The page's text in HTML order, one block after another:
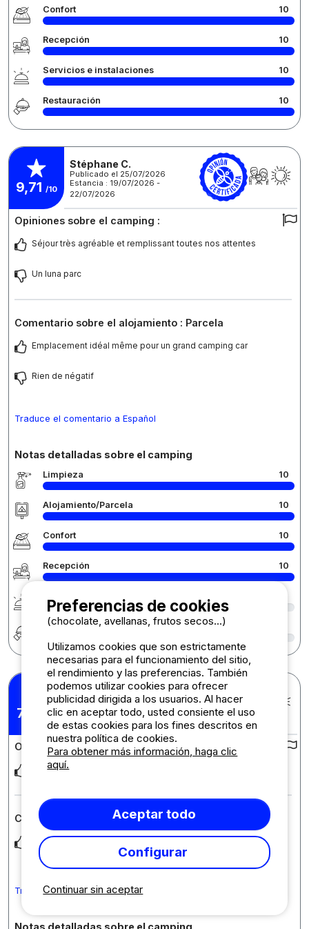
Confort 10
Recepción 10
Servicios e instalaciones 10
Restauración 10
9,71 /10
Stéphane C.
Publicado el 25/07/2026
Estancia : 19/07/2026 -
22/07/2026
Opiniones sobre el camping :
Séjour très agréable et remplissant toutes nos attentes
Un luna parc
Comentario sobre el alojamiento : Parcela
Emplacement idéal même pour un grand camping car
Rien de négatif
Traduce el comentario a Español
Notas detalladas sobre el camping
Limpieza 10
Alojamiento/Parcela 10
Confort 10
Recepción 10
Restauración
7,71 /10
Ardy V.
Publicado el 23/07/2026
Estancia : 13/07/2026 -
20/07/2026
Opiniones sobre el camping :
prima vakantie park, de mensen en de gemoedelijke sfeer
Comentario sobre el alojamiento : Cabaña Pêcheur
sommige tafels en banken behoeven enig onderhoud...nogal
wiebelig
Traduce el comentario a Español
Notas detalladas sobre el camping
Continuar sin aceptar
Preferencias de cookies
(chocolate, avellanas, frutos secos...)
Utilizamos cookies que son estrictamente
necesarias para el funcionamiento del sitio,
el rendimiento y las preferencias. También
podemos utilizar cookies para ofrecer
publicidad dirigida a los usuarios. Al hacer
clic en aceptar todo, usted consiente el uso
de estas cookies para los fines descritos en
nuestra política de cookies.
Para obtener más información, haga clic
aquí.
Aceptar todo
Configurar